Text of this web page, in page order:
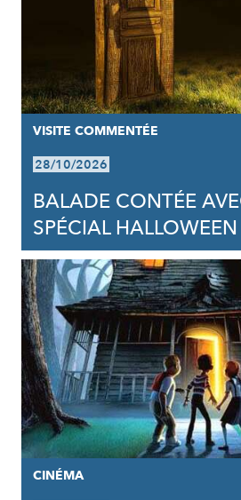
VISITE COMMENTÉE
28/10/2026
BALADE CONTÉE
SPÉCIAL HALLOWEEN
CINÉMA